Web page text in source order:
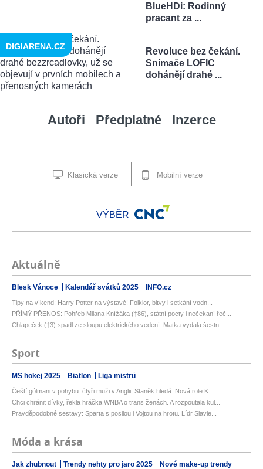
BlueHDi: Rodinný
pracant za ...
Revoluce bez čekání.
Snímače LOFIC
dohánějí drahé ...
DIGIARENA.CZ
Autoři Předplatné Inzerce
Klasická verze Mobilní verze
VÝBĚR
Aktuálně
Blesk Vánoce Kalendář svátků 2025 INFO.cz
Tipy na víkend: Harry Potter na výstavě! Folklor, bitvy i setkání vodn...
PŘÍMÝ PŘENOS: Pohřeb Milana Knížáka (†86), státní pocty i nečekaní řeč...
Chlapeček (†3) spadl ze sloupu elektrického vedení: Matka vydala šestn...
Sport
MS hokej 2025 Biatlon Liga mistrů
Čeští gólmani v pohybu: čtyři muži v Anglii, Staněk hledá. Nová role K...
Chci chránit dívky, řekla hráčka WNBA o trans ženách. A rozpoutala kul...
Pravděpodobné sestavy: Sparta s posilou i Vojtou na hrotu. Lídr Slavie...
Móda a krása
Jak zhubnout Trendy nehty pro jaro 2025 Nové make-up trendy